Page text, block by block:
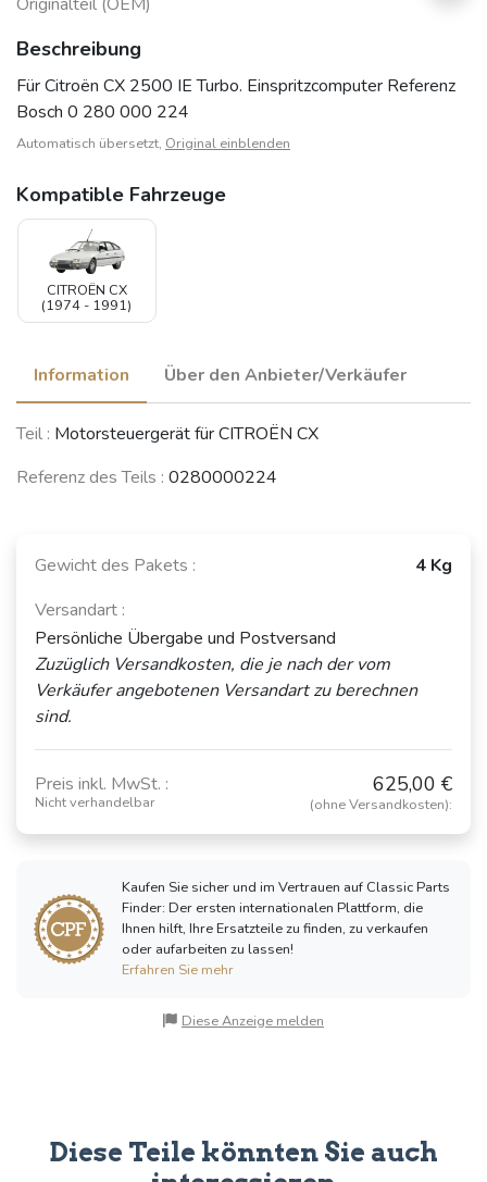
Beschreibung
Für Citroën CX 2500 IE Turbo. Einspritzcomputer Referenz
Bosch 0 280 000 224
Automatisch übersetzt, Original einblenden
Kompatible Fahrzeuge
CITROËN CX
(1974 - 1991)
Information Über den Anbieter/Verkäufer
Teil : Motorsteuergerät für CITROËN CX
Referenz des Teils : 0280000224
Gewicht des Pakets :
4 Kg
Versandart :
Persönliche Übergabe und Postversand
Zuzüglich Versandkosten, die je nach der vom
Verkäufer angebotenen Versandart zu berechnen
sind.
Preis inkl. MwSt. :
Nicht verhandelbar
625,00 €
(ohne Versandkosten):
Kaufen Sie sicher und im Vertrauen auf Classic Parts
Finder: Der ersten internationalen Plattform, die
Ihnen hilft, Ihre Ersatzteile zu finden, zu verkaufen
oder aufarbeiten zu lassen!
Erfahren Sie mehr
Diese Anzeige melden
Diese Teile könnten Sie auch